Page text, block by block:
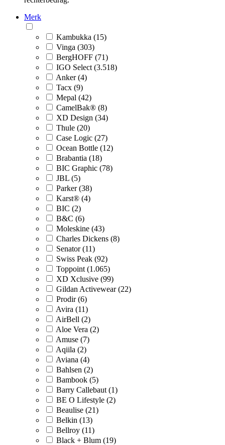
Merk
Kambukka (15)
Vinga (303)
BergHOFF (71)
IGO Select (3.518)
Anker (4)
Tacx (9)
Mepal (42)
CamelBak® (8)
XD Design (34)
Thule (20)
Case Logic (27)
Ocean Bottle (12)
Brabantia (18)
BIC Graphic (78)
JBL (5)
Parker (38)
Karst® (4)
BIC (2)
B&C (6)
Moleskine (43)
Charles Dickens (8)
Senator (11)
Swiss Peak (92)
Toppoint (1.065)
XD Xclusive (99)
Gildan Activewear (22)
Prodir (6)
Avira (11)
AirBell (2)
Aloe Vera (2)
Amuse (7)
Aqiila (2)
Aviana (4)
Bahlsen (2)
Bambook (5)
Barry Callebaut (1)
BE O Lifestyle (2)
Beaulise (21)
Belkin (13)
Bellroy (11)
Black + Blum (19)